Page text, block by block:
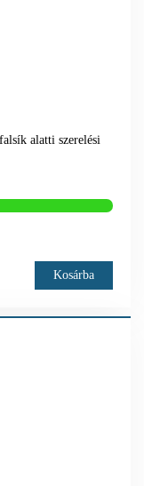
alatti szerelési
Kosárba